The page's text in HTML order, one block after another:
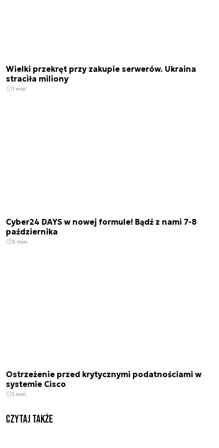
Wielki przekręt przy zakupie serwerów. Ukraina
straciła miliony
1 min.
Cyber24 DAYS w nowej formule! Bądź z nami 7-8
października
3 min.
Ostrzeżenie przed krytycznymi podatnościami w
systemie Cisco
1 min.
Czytaj także